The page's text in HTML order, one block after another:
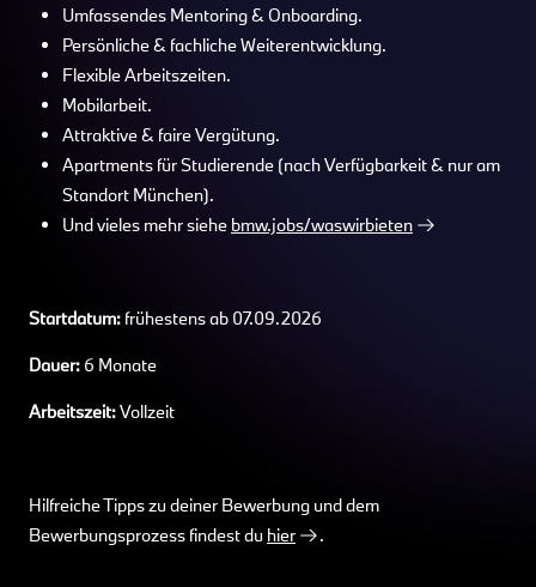
Umfassendes Mentoring & Onboarding.
Persönliche & fachliche Weiterentwicklung.
Flexible Arbeitszeiten.
Mobilarbeit.
Attraktive & faire Vergütung.
Apartments für Studierende (nach Verfügbarkeit & nur am
Standort München).
Und vieles mehr siehe bmw.jobs/waswirbieten
Startdatum: frühestens ab 07.09.2026
Dauer: 6 Monate
Arbeitszeit:Vollzeit
Hilfreiche Tipps zu deiner Bewerbung und dem
Bewerbungsprozess findest du hier .